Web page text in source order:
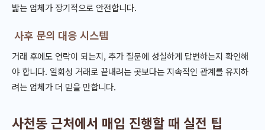
밟는 업체가 장기적으로 안전합니다.
사후 문의 대응 시스템
거래 후에도 연락이 되는지, 추가 질문에 성실하게 답변하는지 확인해
야 합니다. 일회성 거래로 끝내려는 곳보다는 지속적인 관계를 유지하
려는 업체가 더 믿을 만합니다.
사천동 근처에서 매입 진행할 때 실전 팁